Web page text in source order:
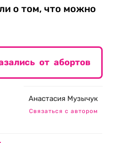
о том, что можно
от абортов
Анастасия Музычук
Связаться с автором